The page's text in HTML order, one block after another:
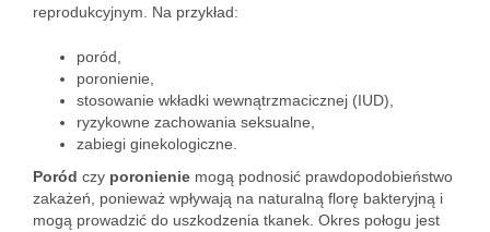
reprodukcyjnym. Na przykład:
poród,
poronienie,
stosowanie wkładki wewnątrzmacicznej (IUD),
ryzykowne zachowania seksualne,
zabiegi ginekologiczne.
Poród czy poronienie mogą podnosić prawdopodobieństwo
zakażeń, ponieważ wpływają na naturalną florę bakteryjną i
mogą prowadzić do uszkodzenia tkanek. Okres połogu jest